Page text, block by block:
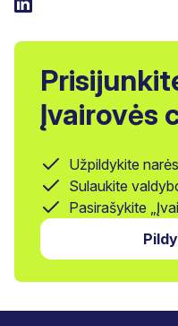
Įvairovės
Užpildykite
Sulaukite
Pasirašykite